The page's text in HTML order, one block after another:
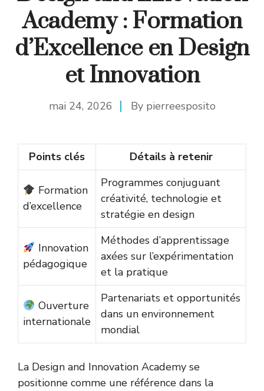
Academy : Formation
d’Excellence en Design
et Innovation
mai 24, 2026 By pierreesposito
Points clés Détails à retenir
Formation
d’excellence
Programmes conjuguant
créativité, technologie et
stratégie en design
Innovation
pédagogique
Méthodes d’apprentissage
axées sur l’expérimentation
et la pratique
Ouverture
internationale
Partenariats et opportunités
dans un environnement
mondial
La Design and Innovation Academy se
positionne comme une référence dans la